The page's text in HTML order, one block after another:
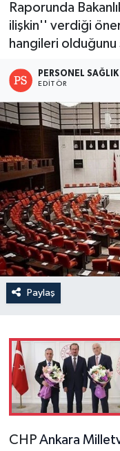
Raporunda
ilişkin'' verdiği
hangileri
PERSONEL SAĞLIK
EDITÖR
Paylaş
CHP Ankara
Kpss - Sınav